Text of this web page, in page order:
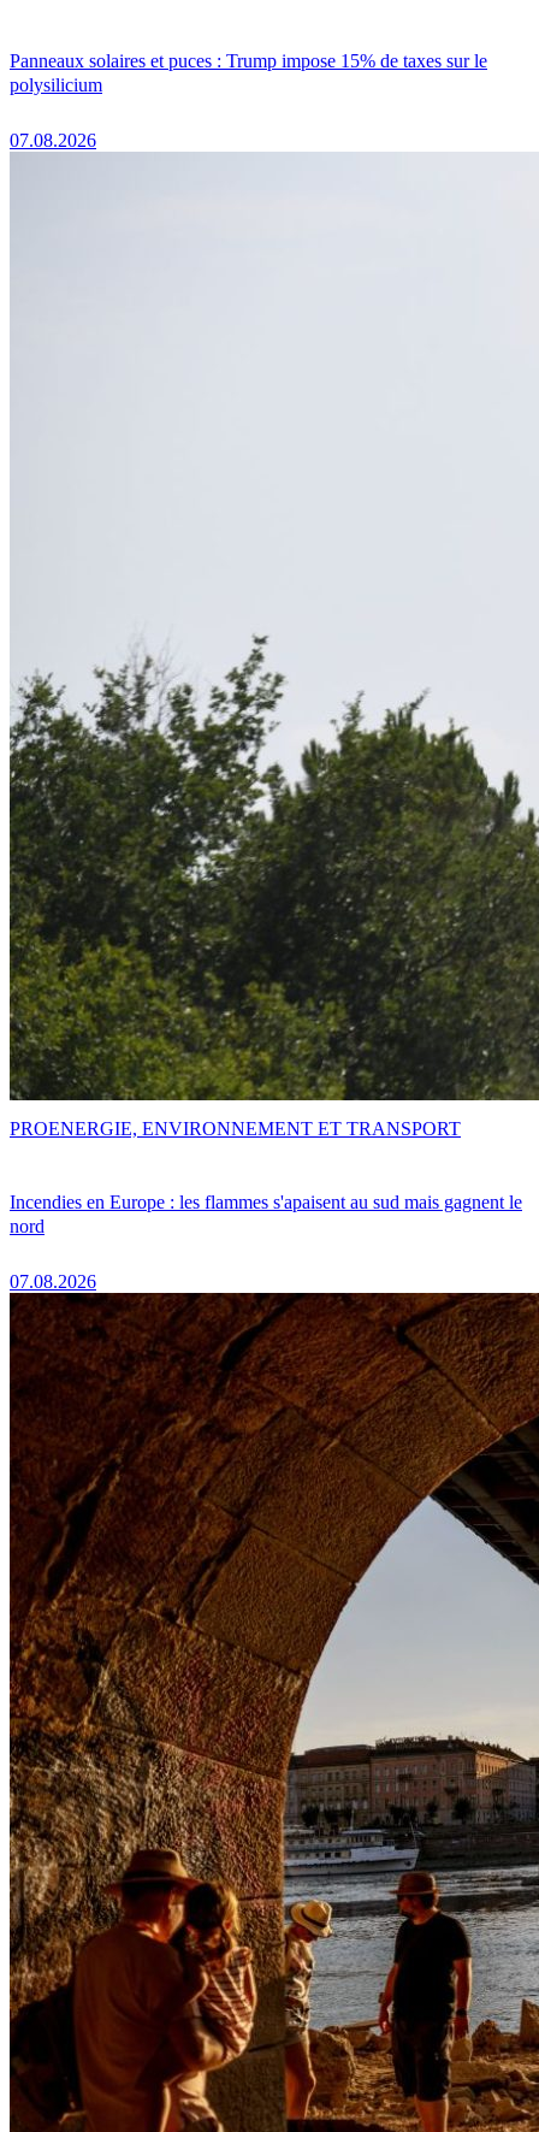
Panneaux solaires et puces : Trump impose 15% de taxes sur le
polysilicium
07.08.2026
Incendies en Europe : les flammes s'apaisent au sud mais gagnent le
nord
07.08.2026
PROENERGIE, ENVIRONNEMENT ET TRANSPORT